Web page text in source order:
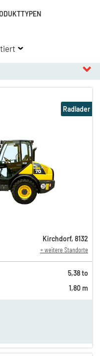
Radlader
Kirchdorf, 8132
+ weitere Standorte
5,38 to
1,80 m